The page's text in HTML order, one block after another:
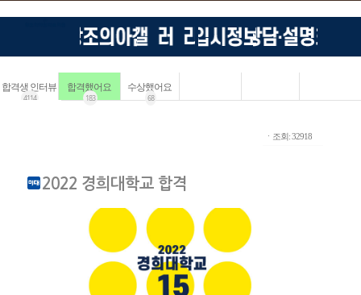
합격생 인터뷰
4114
합격했어요
183
수상했어요
68
ㆍ조회: 32918
2022 경희대학교 합격